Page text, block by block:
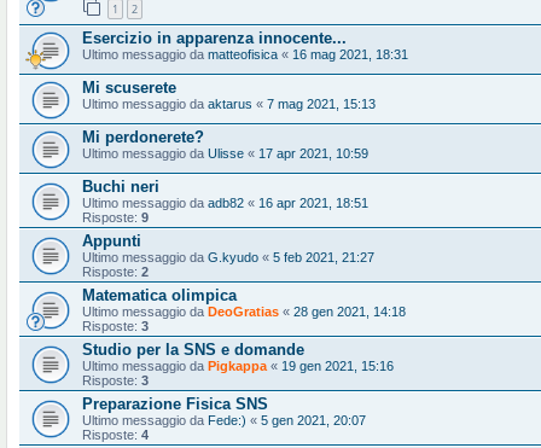
1 2
Esercizio in apparenza innocente...
Ultimo messaggio da matteofisica « 16 mag 2021, 18:31
Mi scuserete
Ultimo messaggio da aktarus « 7 mag 2021, 15:13
Mi perdonerete?
Ultimo messaggio da Ulisse « 17 apr 2021, 10:59
Buchi neri
Ultimo messaggio da adb82 « 16 apr 2021, 18:51
Risposte: 9
Appunti
Ultimo messaggio da G.kyudo « 5 feb 2021, 21:27
Risposte: 2
Matematica olimpica
Ultimo messaggio da DeoGratias « 28 gen 2021, 14:18
Risposte: 3
Studio per la SNS e domande
Ultimo messaggio da Pigkappa « 19 gen 2021, 15:16
Risposte: 3
Preparazione Fisica SNS
Ultimo messaggio da Fede:) « 5 gen 2021, 20:07
Risposte: 4